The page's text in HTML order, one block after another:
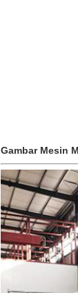
Gambar Mesin